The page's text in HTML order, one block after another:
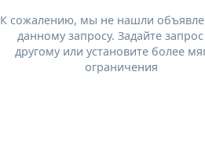
К сожалению, мы не нашли
данному запросу. Задайте
другому или установите более
ограничения